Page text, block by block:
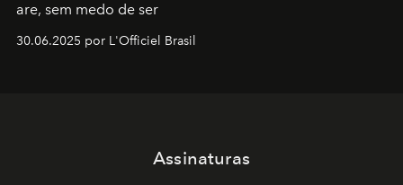
are, sem medo de ser
30.06.2025 por L'Officiel Brasil
Assinaturas